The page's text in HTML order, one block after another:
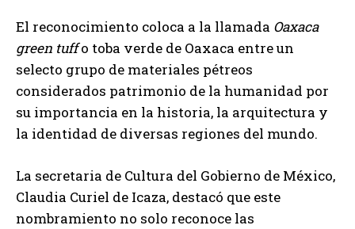
El reconocimiento coloca a la llamada Oaxaca
green tuffo toba verde de Oaxaca entre un
selecto grupo de materiales pétreos
considerados patrimonio de la humanidad por
su importancia en la historia, la arquitectura y
la identidad de diversas regiones del mundo.
La secretaria de Cultura del Gobierno de México,
Claudia Curiel de Icaza, destacó que este
nombramiento no solo reconoce las